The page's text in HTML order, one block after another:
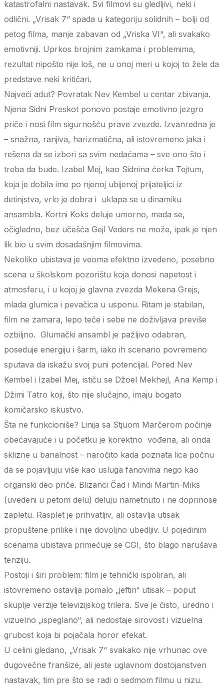
katastrofalni nastavak. Svi filmovi su gledljivi, neki i
odlični. „Vrisak 7“ spada u kategoriju solidnih – bolji od
petog filma, manje zabavan od „Vriska VI“, ali svakako
emotivniji. Uprkos brojnim zamkama i problemima,
rezultat nipošto nije loš, ne u onoj meri u kojoj to žele da
predstave neki kritičari.
Najveći adut? Povratak Nev Kembel u centar zbivanja.
Njena Sidni Preskot ponovo postaje emotivno jezgro
priče i nosi film sigurnošću prave zvezde. Izvanredna je
– snažna, ranjiva, harizmatična, ali istovremeno jaka i
rešena da se izbori sa svim nedaćama – sve ono što i
treba da bude. Izabel Mej, kao Sidnina ćerka Tejtum,
koja je dobila ime po njenoj ubijenoj prijateljici iz
detinjstva, vrlo je dobra i uklapa se u dinamiku
ansambla. Kortni Koks deluje umorno, mada se,
očigledno, bez učešća Gejl Veders ne može, ipak je njen
lik bio u svim dosadašnjim filmovima.
Nekoliko ubistava je veoma efektno izvedeno, posebno
scena u školskom pozorištu koja donosi napetost i
atmosferu, i u kojoj je glavna zvezda Mekena Grejs,
mlada glumica i pevačica u usponu. Ritam je stabilan,
film ne zamara, lepo teče i sebe ne doživljava previše
ozbiljno. Glumački ansambl je pažljivo odabran,
poseduje energiju i šarm, iako ih scenario povremeno
sputava da iskažu svoj puni potencijal. Pored Nev
Kembel i Izabel Mej, ističu se Džoel Mekhejl, Ana Kemp i
Džimi Tatro koji, što nije slučajno, imaju bogato
komičarsko iskustvo.
Šta ne funkcioniše? Linija sa Stjuom Marčerom počinje
obećavajuće i u početku je korektno vođena, ali onda
sklizne u banalnost – naročito kada poznata lica počnu
da se pojavljuju više kao usluga fanovima nego kao
organski deo priče. Blizanci Čad i Mindi Martin-Miks
(uvedeni u petom delu) deluju nametnuto i ne doprinose
zapletu. Rasplet je prihvatljiv, ali ostavlja utisak
propuštene prilike i nije dovoljno ubedljiv. U pojedinim
scenama ubistava primećuje se CGI, što blago narušava
tenziju.
Postoji i širi problem: film je tehnički ispoliran, ali
istovremeno ostavlja pomalo „jeftin“ utisak – poput
skuplje verzije televizijskog trilera. Sve je čisto, uredno i
vizuelno „ispeglano“, ali nedostaje sirovost i vizuelna
grubost koja bi pojačala horor efekat.
U celini gledano, „Vrisak 7“ svakako nije vrhunac ove
dugovečne franšize, ali jeste uglavnom dostojanstven
nastavak, tim pre što se radi o sedmom filmu u nizu.